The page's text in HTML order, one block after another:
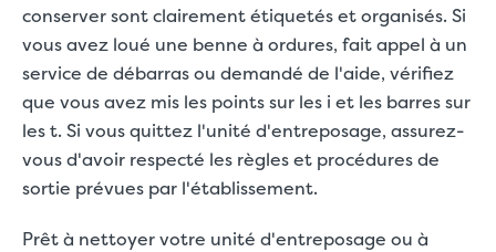
conserver sont clairement étiquetés et organisés. Si
vous avez loué une benne à ordures, fait appel à un
service de débarras ou demandé de l'aide, vérifiez
que vous avez mis les points sur les i et les barres sur
les t. Si vous quittez l'unité d'entreposage, assurez-
vous d'avoir respecté les règles et procédures de
sortie prévues par l'établissement.
Prêt à nettoyer votre unité d'entreposage ou à